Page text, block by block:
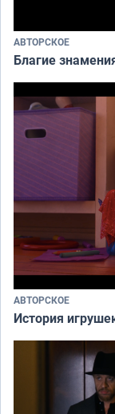
АВТОРСКОЕ
Благие
АВТОРСКОЕ
История